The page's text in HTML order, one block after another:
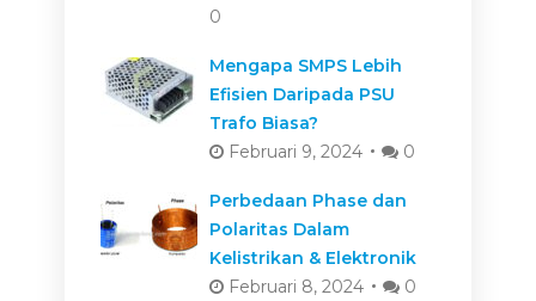
0
Mengapa SMPS Lebih
Efisien Daripada PSU
Trafo Biasa?
Februari 9, 2024
0
Perbedaan Phase dan
Polaritas Dalam
Kelistrikan & Elektronik
Februari 8, 2024
0